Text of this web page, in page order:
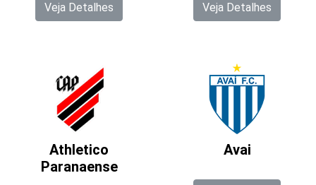
Veja Detalhes Veja Detalhes
Athletico
Paranaense
Avai